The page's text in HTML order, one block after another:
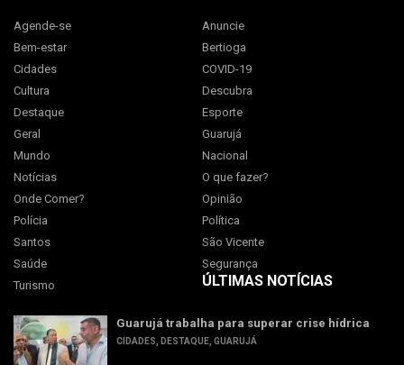
Agende-se
Anuncie
Bem-estar
Bertioga
Cidades
COVID-19
Cultura
Descubra
Destaque
Esporte
Geral
Guarujá
Mundo
Nacional
Notícias
O que fazer?
Onde Comer?
Opinião
Polícia
Política
Santos
São Vicente
Saúde
Segurança
Turismo
ÚLTIMAS NOTÍCIAS
Guarujá trabalha para superar crise hídrica
CIDADES DESTAQUE GUARUJÁ